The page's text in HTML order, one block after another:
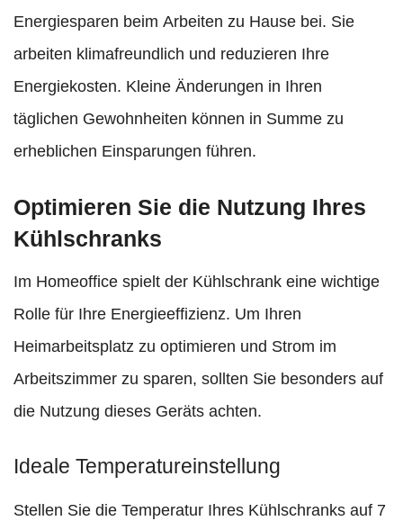
Energiesparen beim Arbeiten zu Hause bei. Sie
arbeiten klimafreundlich und reduzieren Ihre
Energiekosten. Kleine Änderungen in Ihren
täglichen Gewohnheiten können in Summe zu
erheblichen Einsparungen führen.
Optimieren Sie die Nutzung Ihres
Kühlschranks
Im Homeoffice spielt der Kühlschrank eine wichtige
Rolle für Ihre Energieeffizienz. Um Ihren
Heimarbeitsplatz zu optimieren und Strom im
Arbeitszimmer zu sparen, sollten Sie besonders auf
die Nutzung dieses Geräts achten.
Ideale Temperatureinstellung
Stellen Sie die Temperatur Ihres Kühlschranks auf 7